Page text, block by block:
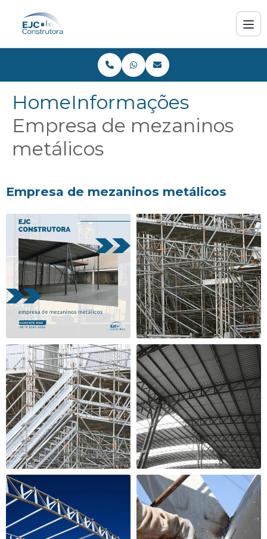
HomeInformações
Empresa de mezaninos
metálicos
Empresa de mezaninos metálicos